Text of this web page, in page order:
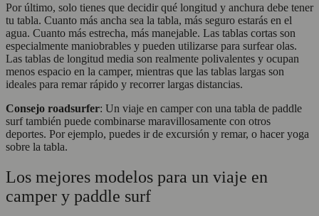
Por último, solo tienes que decidir qué longitud y anchura debe tener
tu tabla. Cuanto más ancha sea la tabla, más seguro estarás en el
agua. Cuanto más estrecha, más manejable. Las tablas cortas son
especialmente maniobrables y pueden utilizarse para surfear olas.
Las tablas de longitud media son realmente polivalentes y ocupan
menos espacio en la camper, mientras que las tablas largas son
ideales para remar rápido y recorrer largas distancias.
Consejo roadsurfer: Un viaje en camper con una tabla de paddle
surf también puede combinarse maravillosamente con otros
deportes. Por ejemplo, puedes ir de excursión y remar, o hacer yoga
sobre la tabla.
Los mejores modelos para un viaje en
camper y paddle surf